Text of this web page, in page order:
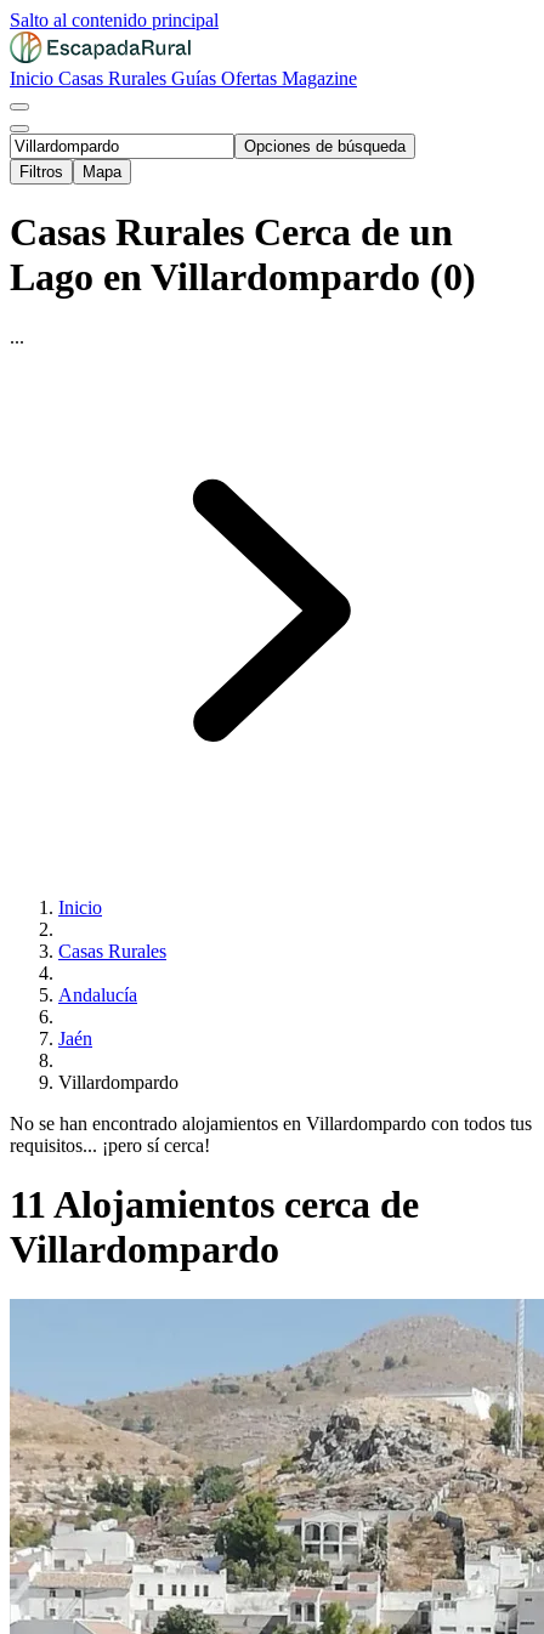
Salto al contenido principal
Inicio Casas Rurales Guías Ofertas Magazine
Opciones de búsqueda
Filtros
Mapa
Casas Rurales Cerca de un
Lago en Villardompardo (0)
...
Inicio
Casas Rurales
Andalucía
Jaén
Villardompardo
No se han encontrado alojamientos en Villardompardo con todos tus
requisitos... ¡pero sí cerca!
11 Alojamientos cerca de
Villardompardo